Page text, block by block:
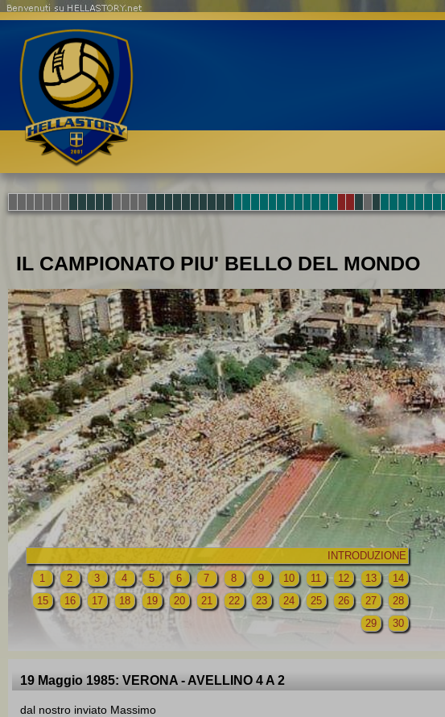
Benvenuti su HELLASTORY.net
IL CAMPIONATO PIU' BELLO DEL MONDO
INTRODUZIONE
1
2 3 4 5 6 7 8 9 10 11 12 13
14
15
16 17 18 19 20 21 22 23 24 25 26 27
28
29
30
19 Maggio 1985: VERONA - AVELLINO 4 A 2
dal nostro inviato Massimo